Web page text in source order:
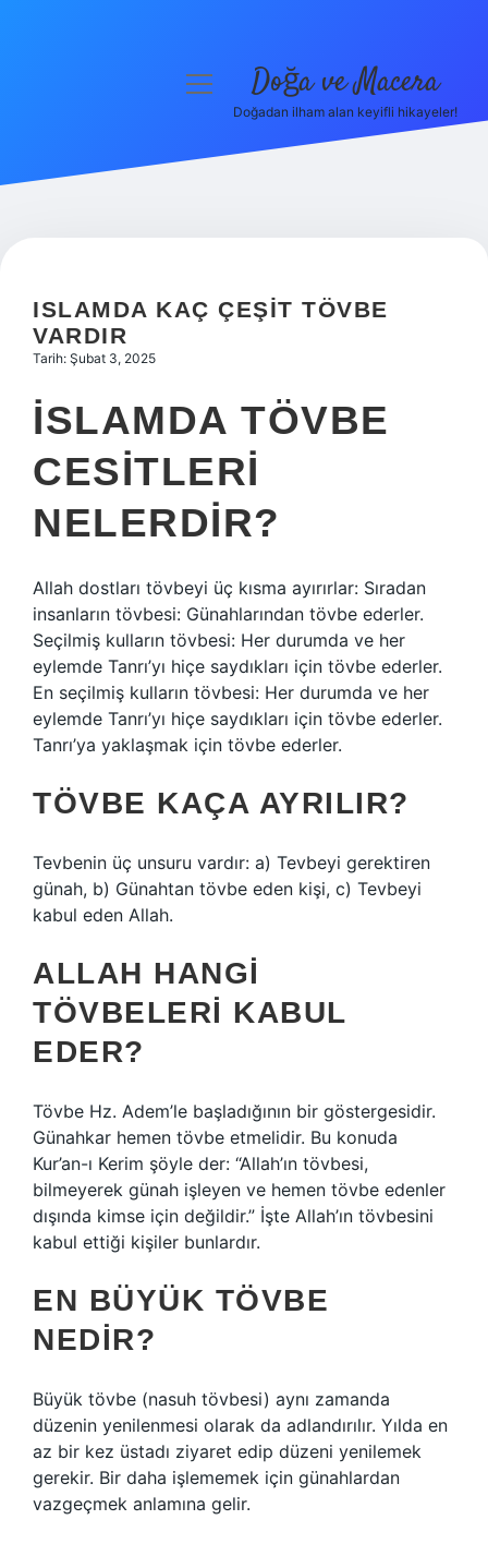
Hakkımızda
menüyü Doğa ve Macera
Doğadan ilham alan keyifli hikayeler!
ISLAMDA KAÇ ÇEŞIT TÖVBE
VARDIR
Tarih: Şubat 3, 2025
İSLAMDA TÖVBE
CESITLERI
NELERDIR?
Allah dostları tövbeyi üç kısma ayırırlar: Sıradan
insanların tövbesi: Günahlarından tövbe ederler.
Seçilmiş kulların tövbesi: Her durumda ve her
eylemde Tanrı’yı ​​hiçe saydıkları için tövbe ederler.
En seçilmiş kulların tövbesi: Her durumda ve her
eylemde Tanrı’yı ​​hiçe saydıkları için tövbe ederler.
Tanrı’ya yaklaşmak için tövbe ederler.
TÖVBE KAÇA AYRILIR?
Tevbenin üç unsuru vardır: a) Tevbeyi gerektiren
günah, b) Günahtan tövbe eden kişi, c) Tevbeyi
kabul eden Allah.
ALLAH HANGI
TÖVBELERI KABUL
EDER?
Tövbe Hz. Adem’le başladığının bir göstergesidir.
Günahkar hemen tövbe etmelidir. Bu konuda
Kur’an-ı Kerim şöyle der: “Allah’ın tövbesi,
bilmeyerek günah işleyen ve hemen tövbe edenler
dışında kimse için değildir.” İşte Allah’ın tövbesini
kabul ettiği kişiler bunlardır.
EN BÜYÜK TÖVBE
NEDIR?
Büyük tövbe (nasuh tövbesi) aynı zamanda
düzenin yenilenmesi olarak da adlandırılır. Yılda en
az bir kez üstadı ziyaret edip düzeni yenilemek
gerekir. Bir daha işlememek için günahlardan
vazgeçmek anlamına gelir.